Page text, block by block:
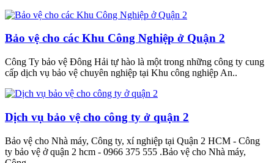
Bảo vệ cho các Khu Công Nghiệp ở Quận 2
Công Ty bảo vệ Đông Hải tự hào là một trong những công ty cung
cấp dịch vụ bảo vệ chuyên nghiệp tại Khu công nghiệp An..
Dịch vụ bảo vệ cho công ty ở quận 2
Bảo vệ cho Nhà máy, Công ty, xí nghiệp tại Quận 2 HCM - Công
ty bảo vệ ở quận 2 hcm - 0966 375 555 .Bảo vệ cho Nhà máy,